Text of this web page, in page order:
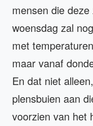
mensen die
woensdag zal
met
maar vanaf
En dat niet
plensbuien aan
voorzien van het